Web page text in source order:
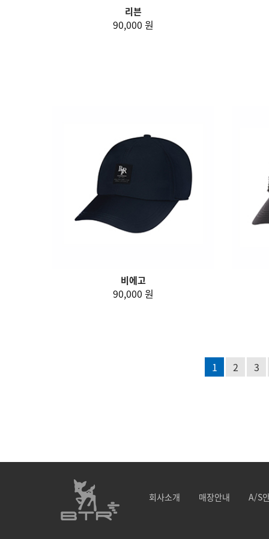
리븐
90,000 원
비에고
90,000 원
1 2 3
회사소개 매장안내 A/S